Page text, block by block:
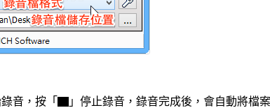
錄音，按「▇」停止錄音，錄音完成後，會自動將檔